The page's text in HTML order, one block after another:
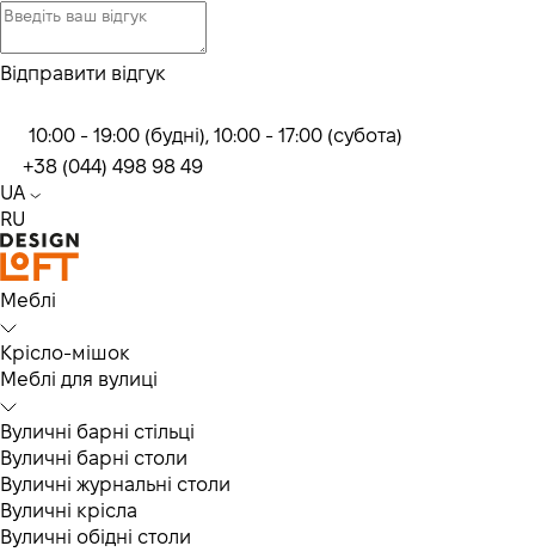
Відправити відгук
10:00 - 19:00 (будні), 10:00 - 17:00 (субота)
+38 (044) 498 98 49
UA
RU
Меблі
Крісло-мішок
Меблі для вулиці
Вуличні барні стільці
Вуличні барні столи
Вуличні журнальні столи
Вуличні крісла
Вуличні обідні столи